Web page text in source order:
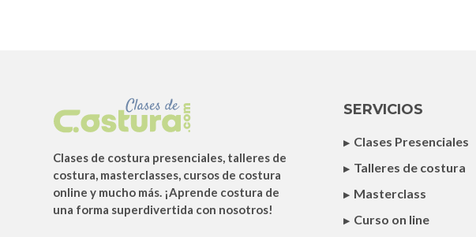
Clases de costura presenciales, talleres de
costura, masterclasses, cursos de costura
online y mucho más. ¡Aprende costura de
una forma superdivertida con nosotros!
SERVICIOS
Clases Presenciales
Talleres de costura
Masterclass
Curso on line